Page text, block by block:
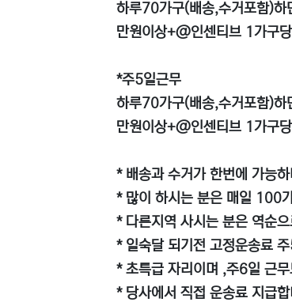
하루70가구(배송,수거포함)
만원이상+@인센티브 1가구
*주5일근무
하루70가구(배송,수거포함)
만원이상+@인센티브 1가구
* 배송과 수거가 한번에 가능
* 많이 하시는 분은 매일 100
* 다른지역 사시는 분은 역순
* 일숙달 되기전 고정운송료
* 초특급 자리이며 ,주6일 근
* 당사에서 직접 운송료 지급